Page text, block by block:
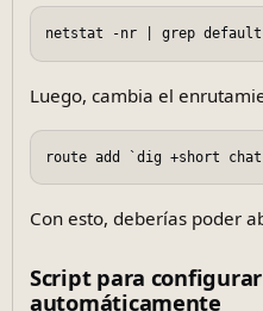
Luego, cambia el
Con esto, deberías poder
Script para
automáticamente